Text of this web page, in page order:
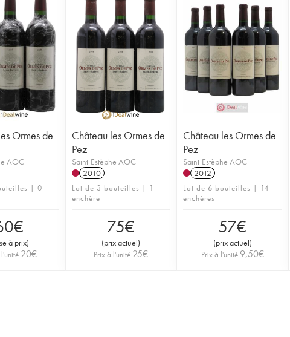
Ormes de
AOC
| 0
€
à prix)
20€
Château les Ormes de
Pez
Saint-Estèphe AOC
2010
Lot de 3 bouteilles | 1
enchère
75€
(prix actuel)
Prix à l'unité 25€
Château les Ormes de
Pez
Saint-Estèphe AOC
2012
Lot de 6 bouteilles | 14
enchères
57€
(prix actuel)
Prix à l'unité 9,50€